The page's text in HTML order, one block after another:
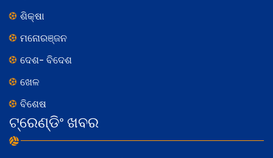
ଶିକ୍ଷା
ମନୋରଞ୍ଜନ
ଦେଶ- ବିଦେଶ
ଖେଳ
ବିଶେଷ
ଟ୍ରେଣ୍ଡିଂ ଖବର